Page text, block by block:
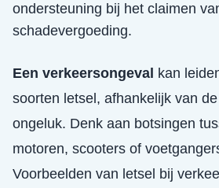
ondersteuning bij het claimen
schadevergoeding.
Een verkeersongeval kan
soorten letsel, afhankelijk van
ongeluk. Denk aan botsingen
motoren, scooters of
Voorbeelden van letsel bij